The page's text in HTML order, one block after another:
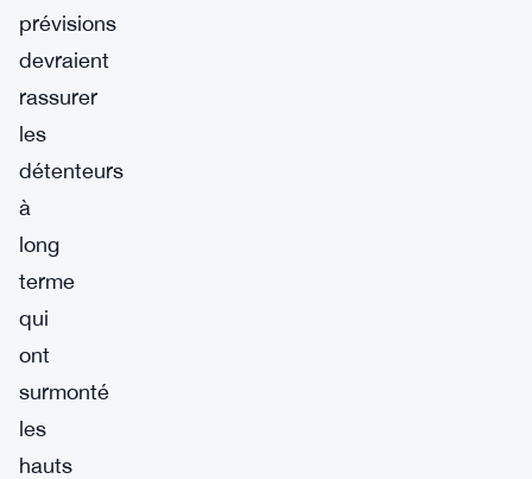
prévisions
devraient
rassurer
les
détenteurs
à
long
terme
qui
ont
surmonté
les
hauts